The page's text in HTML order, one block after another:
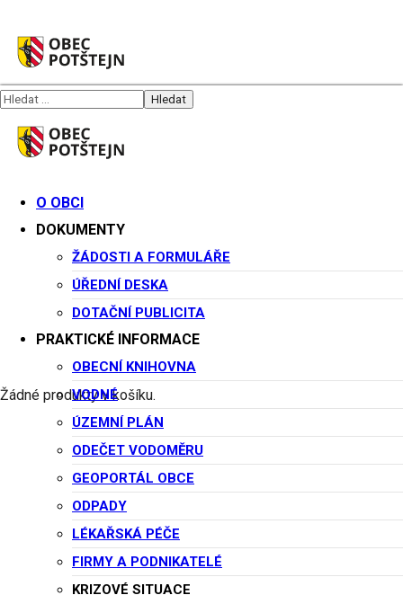
Žádné produkty v košíku.
O OBCI
DOKUMENTY
ŽÁDOSTI A FORMULÁŘE
ÚŘEDNÍ DESKA
DOTAČNÍ PUBLICITA
PRAKTICKÉ INFORMACE
OBECNÍ KNIHOVNA
VODNÉ
ÚZEMNÍ PLÁN
ODEČET VODOMĚRU
GEOPORTÁL OBCE
ODPADY
LÉKAŘSKÁ PÉČE
FIRMY A PODNIKATELÉ
KRIZOVÉ SITUACE